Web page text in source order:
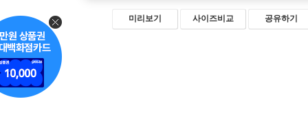
미리보기 사이즈비교 공유하기